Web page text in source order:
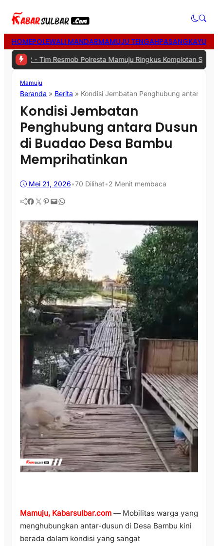
HOMEPOLEWALI MANDARMAMUJU TENGAHPASANGKAYU
Tim Resmob Polresta Mamuju Ringkus Komplotan Spesialis
Mamuju
Beranda » Berita » Kondisi Jembatan Penghubung antara
Kondisi Jembatan
Penghubung antara Dusun
di Buadao Desa Bambu
Memprihatinkan
Mei 21, 2026•70 Dilihat•2 Menit membaca
Facebook Twitter Pinterest Mail WhatsApp
Mamuju, Kabarsulbar.com — Mobilitas warga yang
menghubungkan antar-dusun di Desa Bambu kini
berada dalam kondisi yang sangat